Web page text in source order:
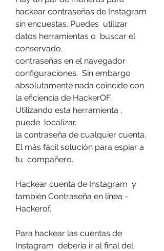
hackear contraseñas de Instagram
sin encuestas. Puedes  utilizar
datos herramientas o  buscar el
conservado.
contraseñas en el navegador
configuraciones.  Sin embargo
absolutamente nada coincide con
la eficiencia de HackerOF.
Utilizando esta herramienta ,
puede  localizar.
la contraseña de cualquier cuenta.
El más fácil solución para espiar a
tu  compañero.
Hackear cuenta de Instagram  y
también Contraseña en línea -
Hackerof.
Para hackear las cuentas de
Instagram  debería ir al final del